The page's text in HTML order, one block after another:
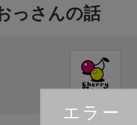
エラー
っさんの話